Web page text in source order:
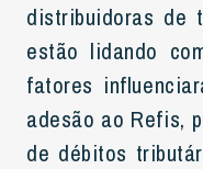
distribuidoras de
estão lidando
fatores
adesão ao Refis,
de débitos